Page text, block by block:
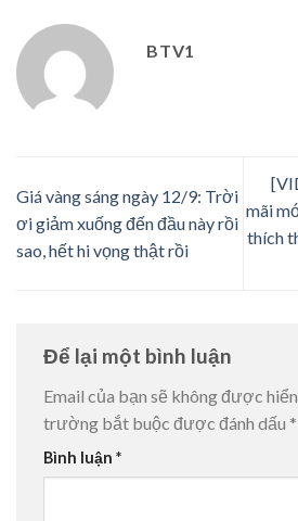
BTV1
Giá vàng sáng ngày 12/9: Trời
ơi giảm xuống đến đầu này rồi
sao, hết hi vọng thật rồi
mãi
thích
Để lại một bình luận
Email của bạn sẽ không được
trường bắt buộc được đánh dấu *
Bình luận *